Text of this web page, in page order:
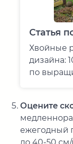
Статья
Хвойные
дизайна:
по
Оцените
ежегодный